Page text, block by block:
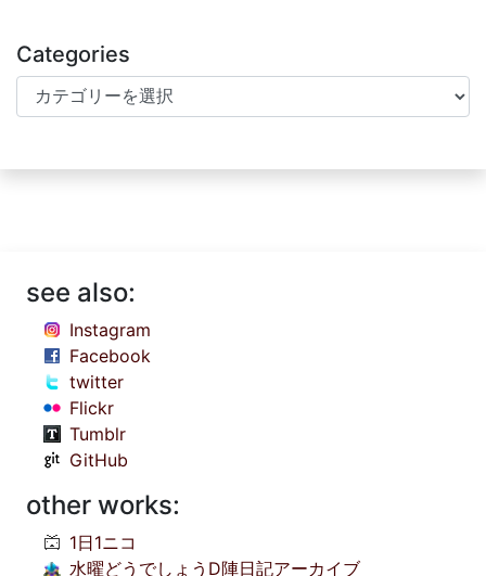
Categories
Categories
see also:
Instagram
Facebook
twitter
Flickr
Tumblr
GitHub
other works:
1日1ニコ
水曜どうでしょうD陣日記アーカイブ